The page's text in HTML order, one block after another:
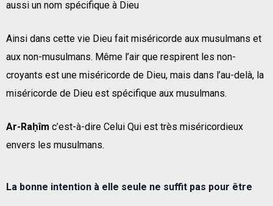
aussi un nom spécifique à Dieu
Ainsi dans cette vie Dieu fait miséricorde aux musulmans et
aux non-musulmans. Même l’air que respirent les non-
croyants est une miséricorde de Dieu, mais dans l’au-delà, la
miséricorde de Dieu est spécifique aux musulmans.
Ar-Raḥîm c’est-à-dire Celui Qui est très miséricordieux
envers les musulmans.
La bonne intention à elle seule ne suffit pas pour être